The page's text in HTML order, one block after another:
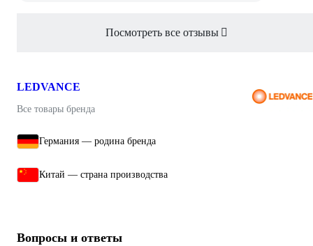
Посмотреть все отзывы
LEDVANCE
Все товары бренда
Германия — родина бренда
Китай — страна производства
Вопросы и ответы